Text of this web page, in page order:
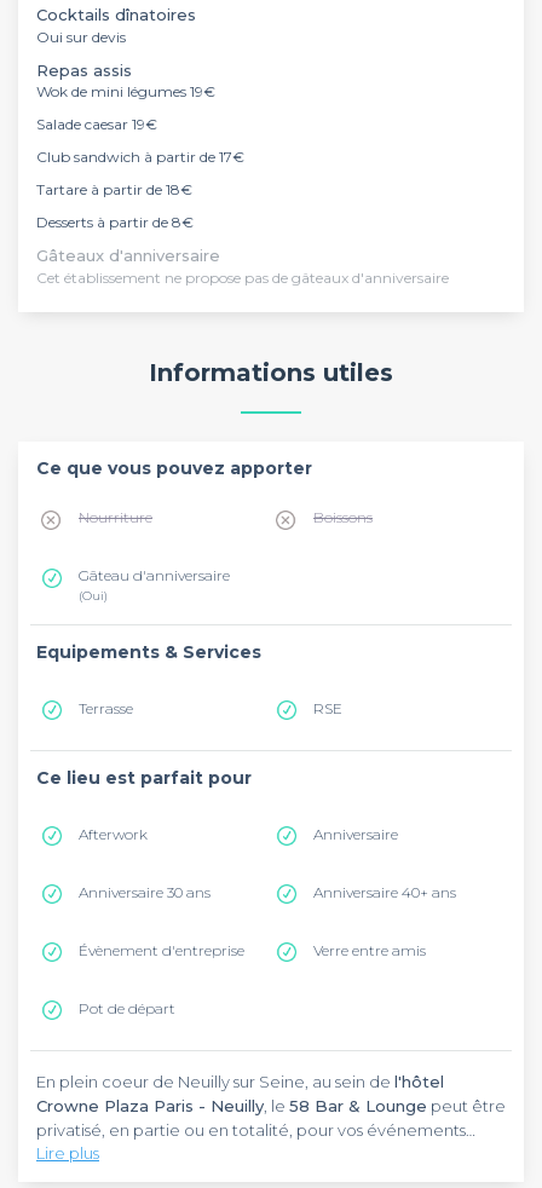
Cocktails dînatoires
Oui sur devis
Repas assis
Wok de mini légumes 19€
Salade caesar 19€
Club sandwich à partir de 17€
Tartare à partir de 18€
Desserts à partir de 8€
Gâteaux d'anniversaire
Cet établissement ne propose pas de gâteaux d'anniversaire
Informations utiles
Ce que vous pouvez apporter
Nourriture Boissons
Gâteau d'anniversaire
(Oui)
Equipements & Services
Terrasse RSE
Ce lieu est parfait pour
Afterwork Anniversaire
Anniversaire 30 ans Anniversaire 40+ ans
Évènement d'entreprise Verre entre amis
Pot de départ
En plein coeur de Neuilly sur Seine, au sein de l'hôtel
Crowne Plaza Paris - Neuilly , le 58 Bar & Lounge peut être
privatisé, en partie ou en totalité, pour vos événements
festifs.
Ouvert tous les jours de 9h à 1h du matin, le58 Bar &
Lire plus